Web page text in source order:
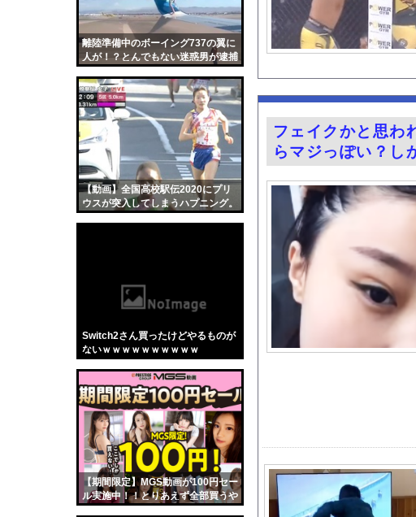
離陸準備中のボーイング737の翼に
人が！？とんでもない迷惑男が逮捕
【動画】全国高校駅伝2020にプリ
ウスが突入してしまうハプニング。
Switch2さん買ったけどやるものが
ないｗｗｗｗｗｗｗｗｗｗ
【期間限定】MGS動画が100円セー
ル実施中！！とりあえず全部買うや
うちのネコが目の前にいた。私
旅館「この押入れには布団は入
【驚愕】マチアプで会った外国
浦野芽良アナ ピタピタニットで
【画像】ピクルスピザを頼んだ
【悲報】ロシア、じわじわと逝き
今の時期 河口で釣れる美味い魚
『BanG Dream! Ave Mujica』7
【動画】中国製自動車のプラス
【Mステ】西川貴教さん 魅惑の
FANZAで夏の動画50％OFFキャ
【画像】カップラーメン食べる
【Xの車窓から】オービスかと
【ポロリ悲話】ネットで拡散し
【衝撃】「かわいい虫」ランキ
「アメリカのヤンキーがアジア
【悲報】「蕎麦」とかいう自炊
「14歳の少年に挿入を…」性器
台湾への140億ドル規模の武器
フェイクかと思わ
らマジっぽい？し